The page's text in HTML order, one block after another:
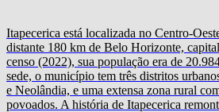
Itapecerica está localizada no Centro-
distante 180 km de Belo Horizonte,
censo (2022), sua população era de
sede, o município tem três distritos
e Neolândia, e uma extensa zona rural
povoados. A história de Itapecerica